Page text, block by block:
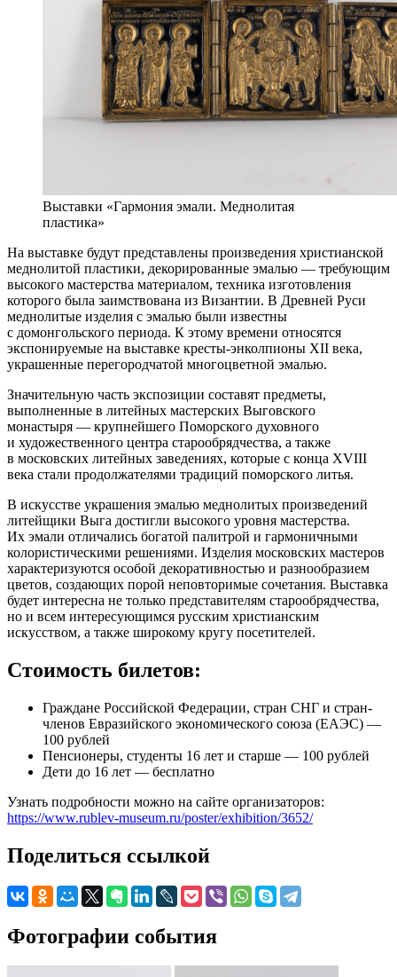
Выставки «Гармония эмали. Меднолитая
пластика»
На выставке будут представлены произведения христианской
меднолитой пластики, декорированные эмалью — требующим
высокого мастерства материалом, техника изготовления
которого была заимствована из Византии. В Древней Руси
меднолитые изделия с эмалью были известны
с домонгольского периода. К этому времени относятся
экспонируемые на выставке кресты-энколпионы XII века,
украшенные перегородчатой многоцветной эмалью.
Значительную часть экспозиции составят предметы,
выполненные в литейных мастерских Выговского
монастыря — крупнейшего Поморского духовного
и художественного центра старообрядчества, а также
в московских литейных заведениях, которые c конца XVIII
века стали продолжателями традиций поморского литья.
В искусстве украшения эмалью меднолитых произведений
литейщики Выга достигли высокого уровня мастерства.
Их эмали отличались богатой палитрой и гармоничными
колористическими решениями. Изделия московских мастеров
характеризуются особой декоративностью и разнообразием
цветов, создающих порой неповторимые сочетания. Выставка
будет интересна не только представителям старообрядчества,
но и всем интересующимся русским христианским
искусством, а также широкому кругу посетителей.
Стоимость билетов:
Граждане Российской Федерации, стран СНГ и стран-
членов Евразийского экономического союза (ЕАЭС) —
100 рублей
Пенсионеры, студенты 16 лет и старше — 100 рублей
Дети до 16 лет — бесплатно
Узнать подробности можно на сайте организаторов:
https://www.rublev-museum.ru/poster/exhibition/3652/
Поделиться ссылкой
Фотографии события